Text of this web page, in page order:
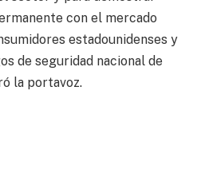
con el mercado
estadounidenses y
de seguridad nacional de
la portavoz.